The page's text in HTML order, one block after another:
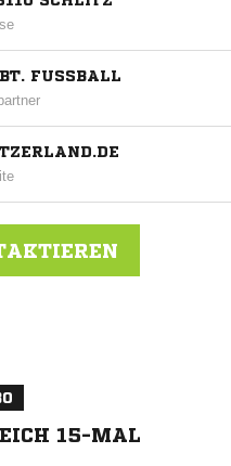
FUSSBALL
15-MAL